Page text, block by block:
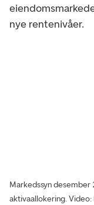
nye rentenivåer.
Markedssyn desember
aktivaallokering.Video: